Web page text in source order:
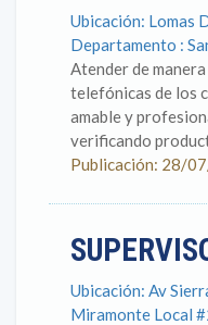
Ubicación: Lomas
Departamento :
Atender de
telefónicas de los
amable y
verificando
Publicación: 28/
Ubicación: Av
Miramonte Local